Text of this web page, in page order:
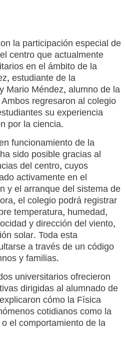
la participación especial de
centro que actualmente
en el ámbito de la
estudiante de la
Mario Méndez, alumno de la
regresaron al colegio
su experiencia
por la ciencia.
funcionamiento de la
sido posible gracias al
del centro, cuyos
activamente en el
y el arranque del sistema de
el colegio podrá registrar
temperatura, humedad,
y dirección del viento,
solar. Toda esta
a través de un código
y familias.
universitarios ofrecieron
dirigidas al alumnado de
cómo la Física
cotidianos como la
el comportamiento de la